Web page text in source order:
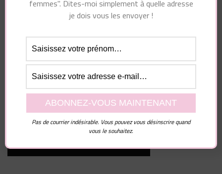
Site web
Enregistrer mon nom, mon e-mail et mon site dans
le navigateur pour mon prochain commentaire.
femmes". Dites-moi simplement à quelle adresse
je dois vous les envoyer !
Pas de courrier indésirable. Vous pouvez vous désinscrire quand
vous le souhaitez.